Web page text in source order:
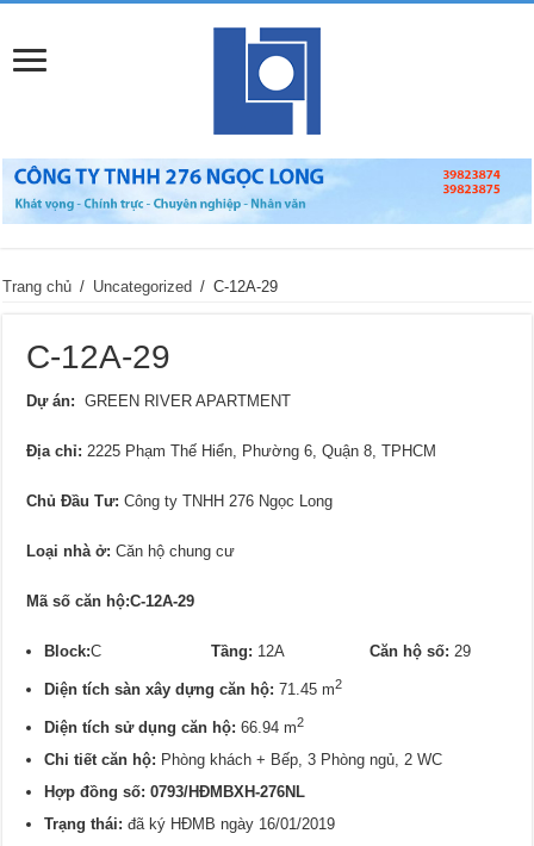
Trang chủ / Uncategorized / C-12A-29
C-12A-29
Dự án: GREEN RIVER APARTMENT
Địa chỉ: 2225 Phạm Thế Hiển, Phường 6, Quận 8, TPHCM
Chủ Đầu Tư: Công ty TNHH 276 Ngọc Long
Loại nhà ở: Căn hộ chung cư
Mã số căn hộ:C-12A-29
Block:CTầng: 12ACăn hộ số: 29
Diện tích sàn xây dựng căn hộ:71.45 m2
Diện tích sử dụng căn hộ: 66.94 m2
Chi tiết căn hộ: Phòng khách + Bếp, 3 Phòng ngủ, 2 WC
Hợp đồng số: 0793/HĐMBXH-276NL
Trạng thái:đã ký HĐMB ngày 16/01/2019